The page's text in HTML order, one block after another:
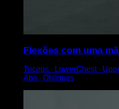
Flexões com uma
Triceps ∙ LowerChest ∙
Abs ∙ Obliques